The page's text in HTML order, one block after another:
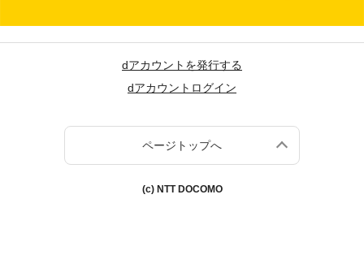
dアカウントを発行する
dアカウントログイン
ページトップへ
(c) NTT DOCOMO